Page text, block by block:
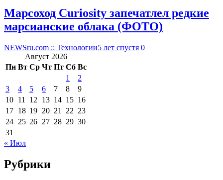
Марсоход Curiosity запечатлел редкие
марсианские облака (ФОТО)
NEWSru.com :: Технологии5 лет спустя 0
Август 2026
Пн Вт Ср Чт Пт Сб Вс
1
2
3
4 5 6 7 8
9
10 11 12 13 14 15 16
17 18 19 20 21 22 23
24 25 26 27 28 29 30
31
« Июл
Рубрики